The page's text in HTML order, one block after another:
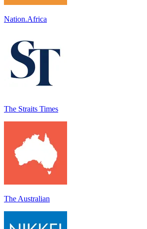
Nation.Africa
The Straits Times
The Australian